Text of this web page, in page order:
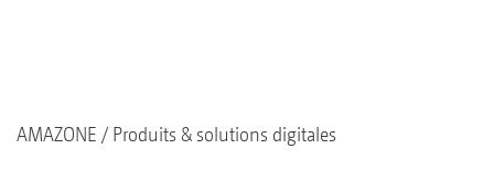
AMAZONE Produits & solutions digitales